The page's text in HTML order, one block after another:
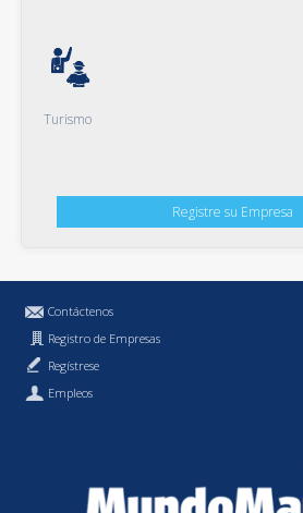
Turismo
Registre su Empresa
Contáctenos
Registro de Empresas
Regístrese
Empleos